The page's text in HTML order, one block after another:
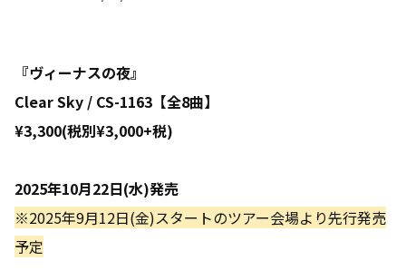
『ヴィーナスの夜』
Clear Sky / CS-1163【全8曲】
¥3,300(税別¥3,000+税)
2025年10月22日(水)発売
※2025年9月12日(金)スタートのツアー会場より先行発売
予定